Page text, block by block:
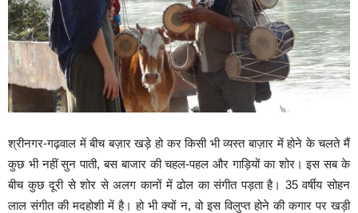
श्रीनगर-गढ़वाल में बीच बज़ार खड़े हो कर किसी भी व्यस्त बाज़ार में होने के चलते मैं
कुछ भी नहीं सुन पाती, बस बाजार कीचहल-पहलऔर गाड़ियों का शोर। इस सब के
बीच कुछ दूरी से शोर से अलग कानों में ढोल का संगीत पड़ता है। 35 वर्षीय सोहन
लाल संगीत कीमदहोशी में है। हो भी क्यों न, वो इस विलुप्त होने की कगार पर खड़ी